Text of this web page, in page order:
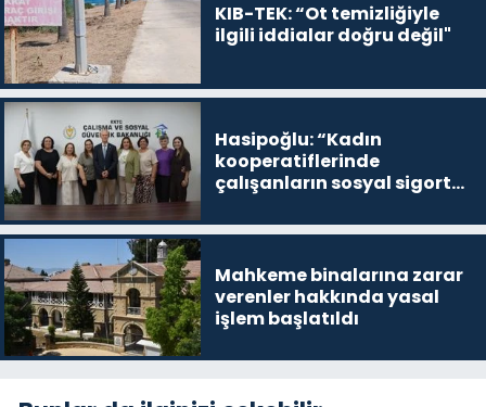
KIB-TEK: “Ot temizliğiyle
ilgili iddialar doğru değil"
Hasipoğlu: “Kadın
kooperatiflerinde
çalışanların sosyal sigorta
karşılayacağız”
Mahkeme binalarına zarar
verenler hakkında yasal
işlem başlatıldı